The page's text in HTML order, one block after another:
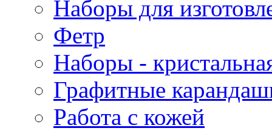
Наборы для
Фетр
Наборы -
Графитные
Работа с кожей